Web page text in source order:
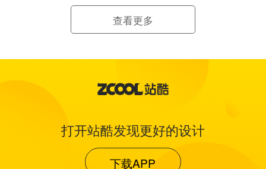
查看更多
打开站酷发现更好的设计
下载APP